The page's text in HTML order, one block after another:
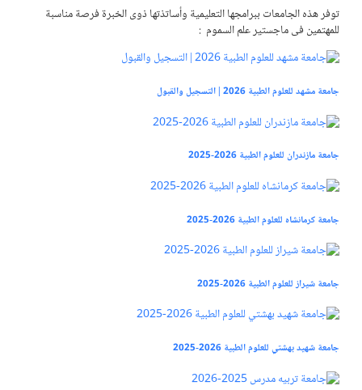
توفر هذه الجامعات ببرامجها التعلیمیة وأساتذتها ذوی الخبرة فرصة مناسبة
للمهتمین فی ماجستير علم السموم :
جامعة مشهد للعلوم الطبية 2026 | التسجيل والقبول
جامعة مازندران للعلوم الطبية 2026-2025
جامعة كرمانشاه للعلوم الطبية 2026-2025
جامعة شيراز للعلوم الطبية 2026-2025
جامعة شهيد بهشتي للعلوم الطبية 2026-2025